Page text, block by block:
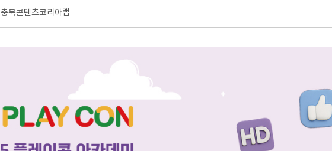
충북콘텐츠코리아랩